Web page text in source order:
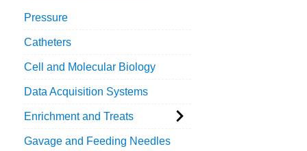
Pressure
Catheters
Cell and Molecular Biology
Data Acquisition Systems
Enrichment and Treats
Gavage and Feeding Needles